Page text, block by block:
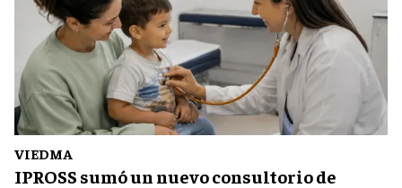
VIEDMA
IPROSS sumó un nuevo consultorio de